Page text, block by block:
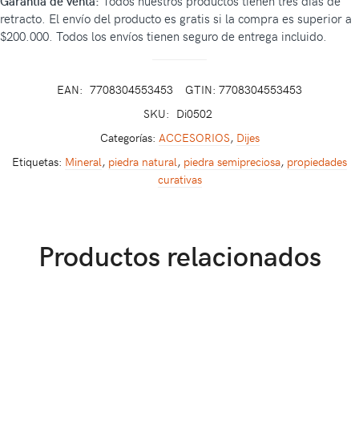
retracto. El envío del producto es gratis si la compra es superior a
$200.000. Todos los envíos tienen seguro de entrega incluido.
EAN: 7708304553453
GTIN: 7708304553453
SKU: Di0502
Categorías: ACCESORIOS, Dijes
Etiquetas: Mineral, piedra natural, piedra semipreciosa, propiedades
curativas
Productos relacionados